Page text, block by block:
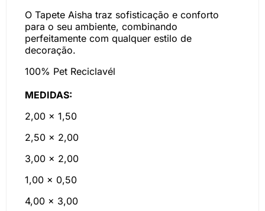
O Tapete Aisha traz sofisticação e conforto
para o seu ambiente, combinando
perfeitamente com qualquer estilo de
decoração.
100% Pet Reciclavél
MEDIDAS:
2,00 x 1,50
2,50 x 2,00
3,00 x 2,00
1,00 x 0,50
4,00 x 3,00